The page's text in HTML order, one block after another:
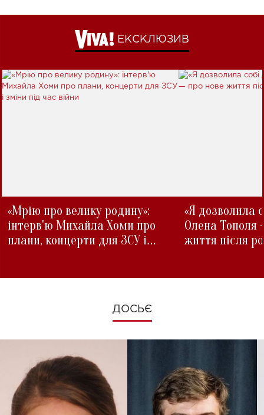
ЕКСКЛЮЗИВ
«Мрію про велику родину»:
інтерв'ю Михайла Хоми про
плани, концерти для ЗСУ і
«Я дозволила
Олена Тополя
життя після
ДОСЬЄ